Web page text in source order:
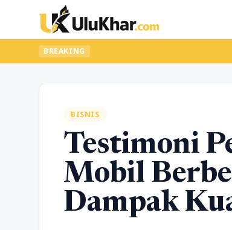
BREAKING
BISNIS
Testimoni
Mobil
Dampak